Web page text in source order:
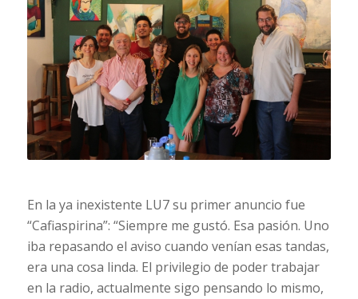
En la ya inexistente LU7 su primer anuncio fue
“Cafiaspirina”: “Siempre me gustó. Esa pasión. Uno
iba repasando el aviso cuando venían esas tandas,
era una cosa linda. El privilegio de poder trabajar
en la radio, actualmente sigo pensando lo mismo,